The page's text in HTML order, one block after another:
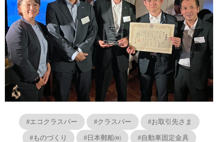
#エコクラスパー #クラスパー #お取引先さま
#ものづくり #日本郵船㈱ #自動車固定金具